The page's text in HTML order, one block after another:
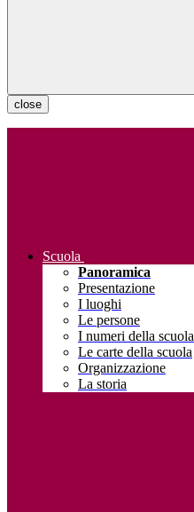
close
Scuola
Panoramica
Presentazione
I luoghi
Le persone
I numeri della scuola
Le carte della scuola
Organizzazione
La storia